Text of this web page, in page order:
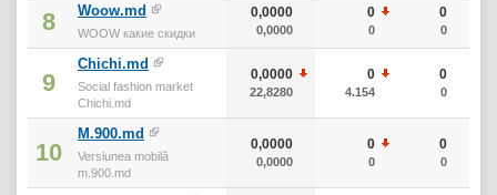
8 Woow.md
WOOW какие скидки
0,0000
0,0000
0
0
0
0
9
Chichi.md
Social fashion market
Chichi.md
0,0000
22,8280
0
4.154
0
0
10
M.900.md
Versiunea mobilă
m.900.md
0,0000
0,0000
0
0
0
0